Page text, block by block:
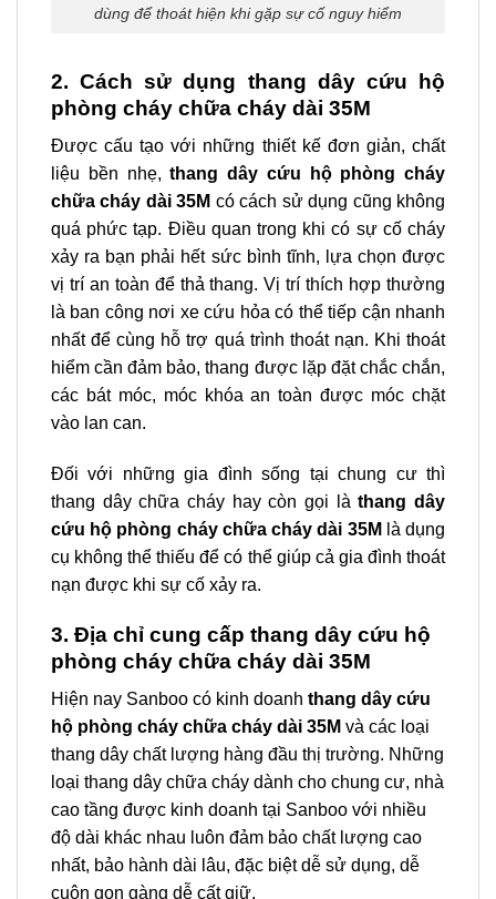
dùng để thoát hiện khi gặp sự cố nguy hiểm
2. Cách sử dụng thang dây cứu hộ
phòng cháy chữa cháy dài 35M
Được cấu tạo với những thiết kế đơn giản, chất
liệu bền nhẹ,thang dây cứu hộ phòng cháy
chữa cháy dài 35M có cách sử dụng cũng không
quá phức tạp. Điều quan trong khi có sự cố cháy
xảy ra bạn phải hết sức bình tĩnh, lựa chọn được
vị trí an toàn để thả thang.Vị trí thích hợp thường
là ban công nơi xe cứu hỏa có thể tiếp cận nhanh
nhất để cùng hỗ trợ quá trình thoát nạn. Khi thoát
hiểm cần đảm bảo, thang được lặp đặt chắc chắn,
các bát móc, móc khóa an toàn được móc chặt
vào lan can.
Đối với những gia đình sống tại chung cư thì
thang dây chữa cháy hay còn gọi làthang dây
cứu hộ phòng cháy chữa cháy dài 35M là dụng
cụ không thể thiếu để có thể giúp cả gia đình thoát
nạn được khi sự cố xảy ra.
3. Địa chỉ cung cấp thang dây cứu hộ
phòng cháy chữa cháy dài 35M
Hiện nay Sanboo có kinh doanh thang dây cứu
hộ phòng cháy chữa cháy dài 35M và các loại
thang dây chất lượng hàng đầu thị trường. Những
loại thang dây chữa cháy dành cho chung cư, nhà
cao tầng được kinh doanh tại Sanboo với nhiều
độ dài khác nhau luôn đảm bảo chất lượng cao
nhất, bảo hành dài lâu, đặc biệt dễ sử dụng, dễ
cuộn gọn gàng dễ cất giữ.